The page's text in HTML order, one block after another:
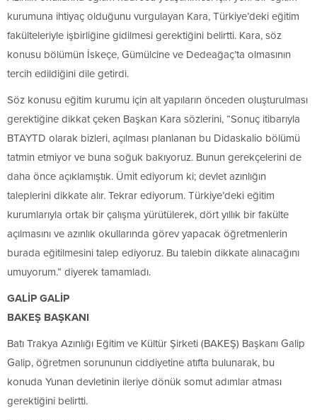
kurumuna ihtiyaç olduğunu vurgulayan Kara, Türkiye’deki eğitim
fakülteleriyle işbirliğine gidilmesi gerektiğini belirtti. Kara, söz
konusu bölümün İskeçe, Gümülcine ve Dedeağaç’ta olmasının
tercih edildiğini dile getirdi.
Söz konusu eğitim kurumu için alt yapıların önceden oluşturulması
gerektiğine dikkat çeken Başkan Kara sözlerini, “Sonuç itibarıyla
BTAYTD olarak bizleri, açılması planlanan bu Didaskalio bölümü
tatmin etmiyor ve buna soğuk bakıyoruz. Bunun gerekçelerini de
daha önce açıklamıştık. Ümit ediyorum ki; devlet azınlığın
taleplerini dikkate alır. Tekrar ediyorum. Türkiye’deki eğitim
kurumlarıyla ortak bir çalışma yürütülerek, dört yıllık bir fakülte
açılmasını ve azınlık okullarında görev yapacak öğretmenlerin
burada eğitilmesini talep ediyoruz. Bu talebin dikkate alınacağını
umuyorum.” diyerek tamamladı.
GALİP GALİP
BAKEŞ BAŞKANI
Batı Trakya Azınlığı Eğitim ve Kültür Şirketi (BAKEŞ) Başkanı Galip
Galip, öğretmen sorununun ciddiyetine atıfta bulunarak, bu
konuda Yunan devletinin ileriye dönük somut adımlar atması
gerektiğini belirtti.